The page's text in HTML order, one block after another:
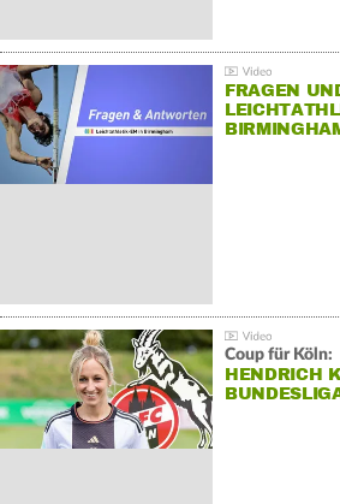
FRAGEN
Coup für Köln:
HENDRICH